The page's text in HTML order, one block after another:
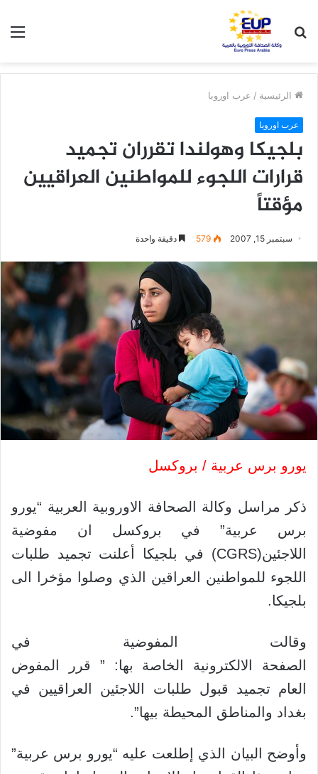
عن
الرئيسية / عرب اوروبا
عرب اوروبا
بلجيكا وهولندا تقرران تجميد
قرارات اللجوء للمواطنين العراقيين
مؤقتاً
سبتمبر 15, 2007 579 دقيقة واحدة
يورو برس عربية / بروكسل
ذكر مراسل وكالة الصحافة الاوروبية العربية “يورو
برس عربية” في بروكسل ان مفوضية
اللاجئين(CGRS) في بلجيكا أعلنت تجميد طلبات
اللجوء للمواطنين العراقين الذي وصلوا مؤخرا الى
بلجيكا.
وقالت المفوضية في
الصفحة الالكترونية الخاصة بها: ” قرر المفوض
العام تجميد قبول طلبات اللاجئين العراقيين في
بغداد والمناطق المحيطة بيها”.
وأوضح البيان الذي إطلعت عليه “يورو برس عربية”